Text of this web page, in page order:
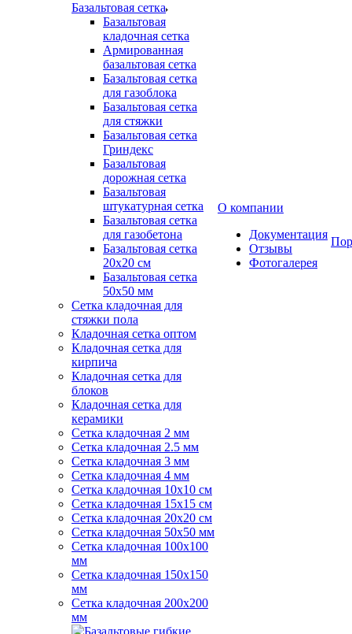
Базальтовая сетка
Базальтовая
кладочная сетка
Армированная
базальтовая сетка
Базальтовая сетка
для газоблока
Базальтовая сетка
для стяжки
Базальтовая сетка
Гриндекс
Базальтовая
дорожная сетка
Базальтовая
штукатурная сетка
Базальтовая сетка
для газобетона
Базальтовая сетка
20x20 см
Базальтовая сетка
50x50 мм
Сетка кладочная для
стяжки пола
Кладочная сетка оптом
Кладочная сетка для
кирпича
Кладочная сетка для
блоков
Кладочная сетка для
керамики
Сетка кладочная 2 мм
Сетка кладочная 2.5 мм
Сетка кладочная 3 мм
Сетка кладочная 4 мм
Сетка кладочная 10x10 см
Сетка кладочная 15x15 см
Сетка кладочная 20x20 см
Сетка кладочная 50x50 мм
Сетка кладочная 100x100
мм
Сетка кладочная 150x150
мм
Сетка кладочная 200x200
мм
О компании
Документация
Отзывы
Фотогалерея